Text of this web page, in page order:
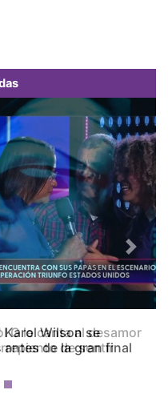
G le canta al desamor
de sentir
Next